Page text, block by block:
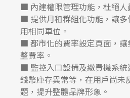
■ 內建權限管理功能，杜絕人
■ 提供月租群組化功能，讓
用相同車位。
■ 都市化的費率設定頁面，讓
整費率。
■ 監控入口設備及繳費機系統
錢幣庫存異常等，在用戶尚未
題，提升整體品牌形象。